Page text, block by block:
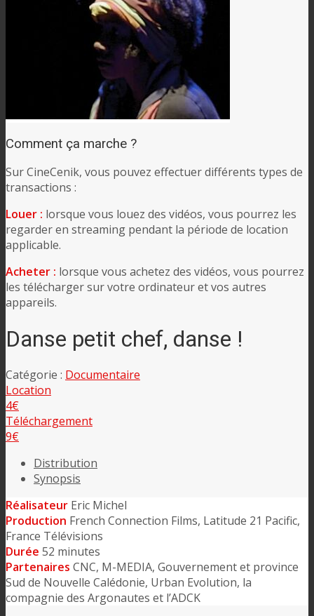
Comment ça marche ?
Sur CineCenik, vous pouvez effectuer différents types de
transactions :
Louer : lorsque vous louez des vidéos, vous pourrez les
regarder en streaming pendant la période de location
applicable.
Acheter : lorsque vous achetez des vidéos, vous pourrez
les télécharger sur votre ordinateur et vos autres
appareils.
Danse petit chef, danse !
Catégorie : Documentaire
Location
4€
Téléchargement
9€
Distribution
Synopsis
Réalisateur Eric Michel
Production French Connection Films, Latitude 21 Pacific,
France Télévisions
Durée 52 minutes
Partenaires CNC, M-MEDIA, Gouvernement et province
Sud de Nouvelle Calédonie, Urban Evolution, la
compagnie des Argonautes et l’ADCK